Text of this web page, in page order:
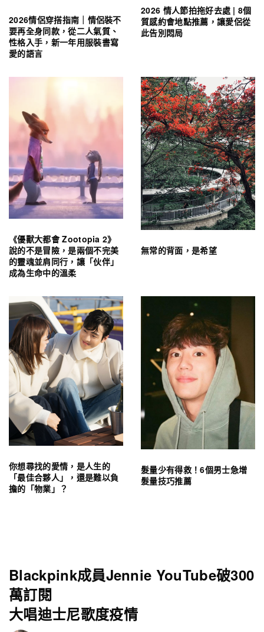
2026情侶穿搭指南｜情侶裝不
要再全身同款，從二人氣質、
性格入手，新一年用服裝書寫
愛的語言
2026 情人節拍拖好去處 | 8個
質感約會地點推薦，讓愛侶從
此告別悶局
《優獸大都會 Zootopia 2》
說的不是冒險，是兩個不完美
的靈魂並肩同行，讓「伙伴」
成為生命中的溫柔
無常的背面，是希望
你想尋找的愛情，是人生的
「最佳合夥人」，還是難以負
擔的「物業」？
髮量少有得救！6個男士急增
髮量技巧推薦
Blackpink成員Jennie YouTube破300
萬訂閱
大唱迪士尼歌度疫情